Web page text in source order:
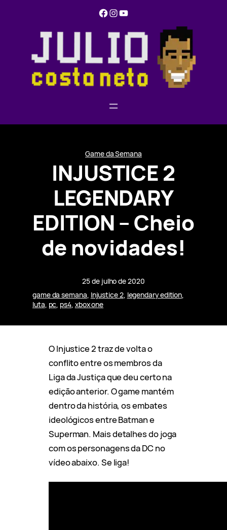
Facebook Instagram YouTube
Game da Semana
INJUSTICE 2
LEGENDARY
EDITION – Cheio
de novidades!
25 de julho de 2020
game da semana, Injustice 2, legendary edition
luta, pc, ps4, xbox one
O Injustice 2 traz de volta o
conflito entre os membros da
Liga da Justiça que deu certo na
edição anterior. O game mantém
dentro da história, os embates
ideológicos entre Batman e
Superman. Mais detalhes do joga
com os personagens da DC no
vídeo abaixo. Se liga!